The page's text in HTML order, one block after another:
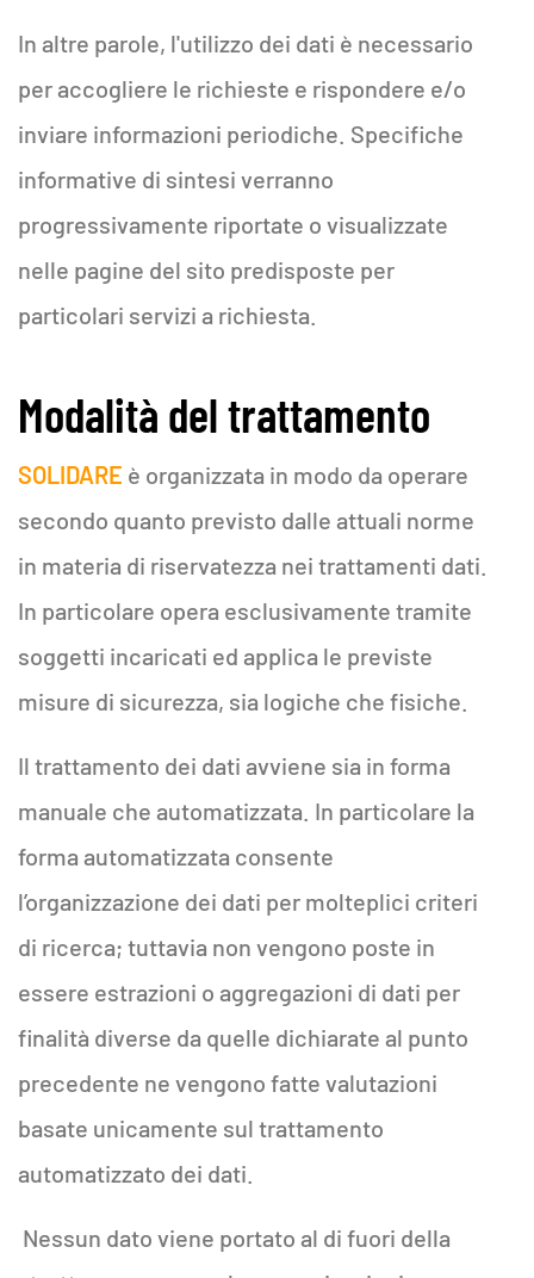
In altre parole, l'utilizzo dei dati è necessario
per accogliere le richieste e rispondere e/o
inviare informazioni periodiche. Specifiche
informative di sintesi verranno
progressivamente riportate o visualizzate
nelle pagine del sito predisposte per
particolari servizi a richiesta.
Modalità del trattamento
SOLIDARE è organizzata in modo da operare
secondo quanto previsto dalle attuali norme
in materia di riservatezza nei trattamenti dati.
In particolare opera esclusivamente tramite
soggetti incaricati ed applica le previste
misure di sicurezza, sia logiche che fisiche.
Il trattamento dei dati avviene sia in forma
manuale che automatizzata. In particolare la
forma automatizzata consente
l’organizzazione dei dati per molteplici criteri
di ricerca; tuttavia non vengono poste in
essere estrazioni o aggregazioni di dati per
finalità diverse da quelle dichiarate al punto
precedente ne vengono fatte valutazioni
basate unicamente sul trattamento
automatizzato dei dati.
Nessun dato viene portato al di fuori della